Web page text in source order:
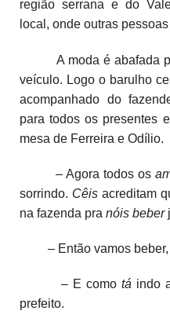
região serrana e do
local, onde outras
A moda é abafada
veículo. Logo o barulho
acompanhado do
para todos os presentes
mesa de Ferreira e Odílio.
– Agora todos os
sorrindo. Cêis acreditam
na fazenda pra nóis beber
– Então vamos
– E como tá indo
prefeito.